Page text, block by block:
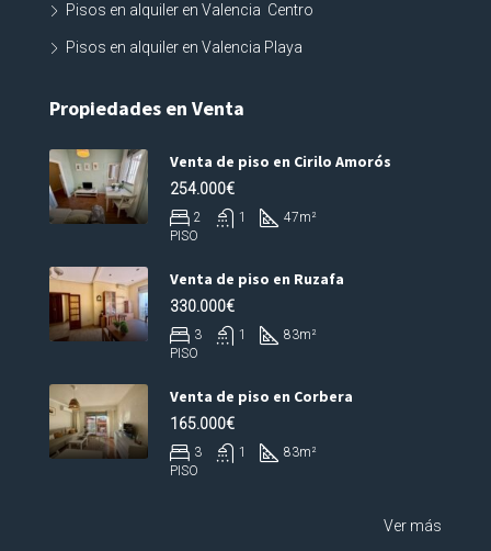
Pisos en alquiler en Valencia Centro
Pisos en alquiler en Valencia Playa
Propiedades en Venta
Venta de piso en Cirilo Amorós
254.000€
2 1 47m²
PISO
Venta de piso en Ruzafa
330.000€
3 1 83m²
PISO
Venta de piso en Corbera
165.000€
3 1 83m²
PISO
Ver más